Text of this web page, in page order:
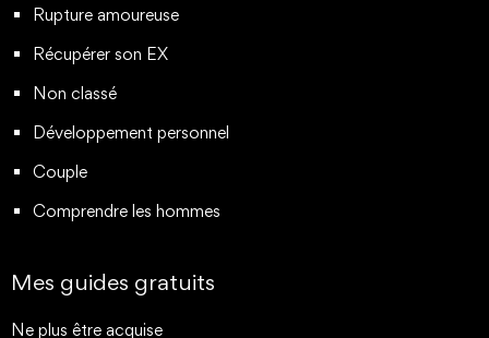
Rupture amoureuse
Récupérer son EX
Non classé
Développement personnel
Couple
Comprendre les hommes
Mes guides gratuits
Ne plus être acquise